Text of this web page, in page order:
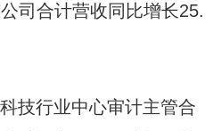
司合计营收同比增长25.
技行业中心审计主管合